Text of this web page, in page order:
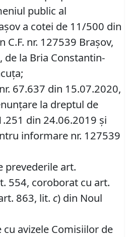
public al
a cotei de 11/500 din
C.F. nr. 127539 Brașov,
de la Bria Constantin-
67.637 din 15.07.2020,
la dreptul de
din 24.06.2019 și
informare nr. 127539
prevederile art.
554, coroborat cu art.
863, lit. c) din Noul
avizele Comisiilor de